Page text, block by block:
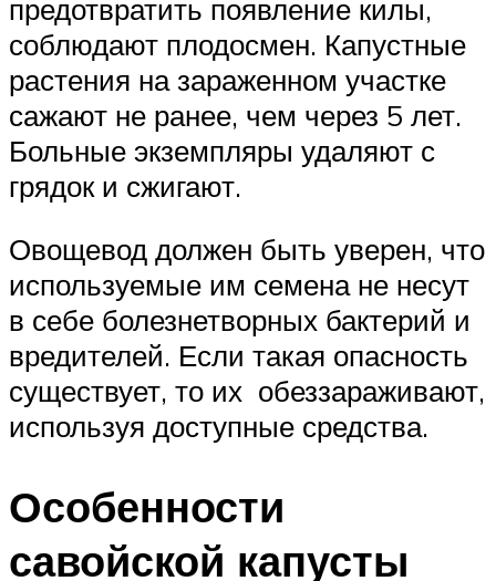
предотвратить появление килы,
соблюдают плодосмен. Капустные
растения на зараженном участке
сажают не ранее, чем через 5 лет.
Больные экземпляры удаляют с
грядок и сжигают.
Овощевод должен быть уверен, что
используемые им семена не несут
в себе болезнетворных бактерий и
вредителей. Если такая опасность
существует, то их обеззараживают,
используя доступные средства.
Особенности
савойской капусты